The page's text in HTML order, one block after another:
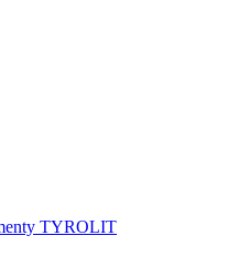
TYROLIT